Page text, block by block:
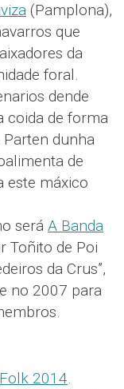
(Pamplona),
que
da
foral.
dende
coida de forma
dunha
de
este máxico
será A Banda
Toñito de Poi
da Crus”,
no 2007 para
2014.